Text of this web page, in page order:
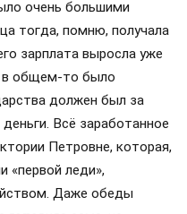
с 1964 г. до самой
завистливыми
застоя», сами советские
и другим жить давал»,
всяком случае, из всех
периода в памяти
дело», арест
Соколова (у
наскребли около